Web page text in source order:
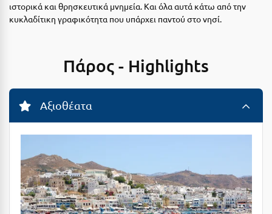
Αστυπάλαια
Βansko
Βόλος
Βραχάτι Κορινθίας
Βυτίνα
Διαμερίσματα
Camping
Suites
Δες όλες τις προσφορές
Δες όλα τα πακέτα διακοπών
ιστορικά και θρησκευτικά μνημεία. Και όλα αυτά κάτω από την
κυκλαδίτικη γραφικότητα που υπάρχει παντού στο νησί.
Πάρος - Highlights
Αξιοθέατα